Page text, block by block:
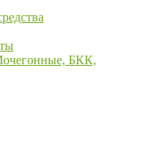
БКК,